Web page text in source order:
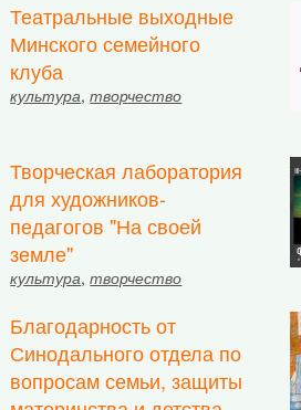
Театральные выходные
Минского семейного
клуба
культура,творчество
Творческая лаборатория
для художников-
педагогов "На своей
земле"
культура,творчество
Благодарность от
Синодального отдела по
вопросам семьи, защиты